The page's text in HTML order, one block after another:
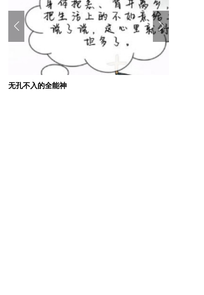
无孔不入的全能神